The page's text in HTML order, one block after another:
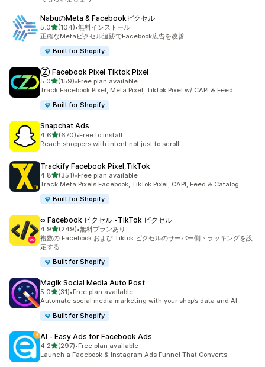
NabuのMeta & Facebookピクセル
5.05つ星中
(104)
合計レビュー数：104件
•無料インストール
正確なMetaピクセル追跡でFacebook広告を改善
Built for Shopify
Ⓩ Facebook Pixel Tiktok Pixel
5.05つ星中
(159)
合計レビュー数：159件
•Free plan available
Track Facebook Pixel, Meta Pixel, TikTok Pixel w/ CAPI & Feed
Built for Shopify
Snapchat Ads
4.65つ星中
(670)
合計レビュー数：670件
•Free to install
Reach shoppers with intent not just to scroll
Trackify Facebook Pixel,TikTok
4.85つ星中
(351)
合計レビュー数：351件
•Free plan available
Track Meta Pixels Facebook, TikTok Pixel, CAPI, Feed & Catalog
Built for Shopify
∞ Facebook ピクセル ‑TikTok ピクセル
4.95つ星中
(249)
合計レビュー数：249件
•無料プランあり
複数の Facebook および Tiktok ピクセルのサーバー側トラッキングを設
定する
Built for Shopify
Magik Social Media Auto Post
5.05つ星中
(31)
合計レビュー数：31件
•Free plan available
Automate social media marketing with your shop’s data and AI
Built for Shopify
AI ‑ Easy Ads for Facebook Ads
4.25つ星中
(297)
合計レビュー数：297件
•Free plan available
Launch a Facebook & Instagram Ads Funnel That Converts